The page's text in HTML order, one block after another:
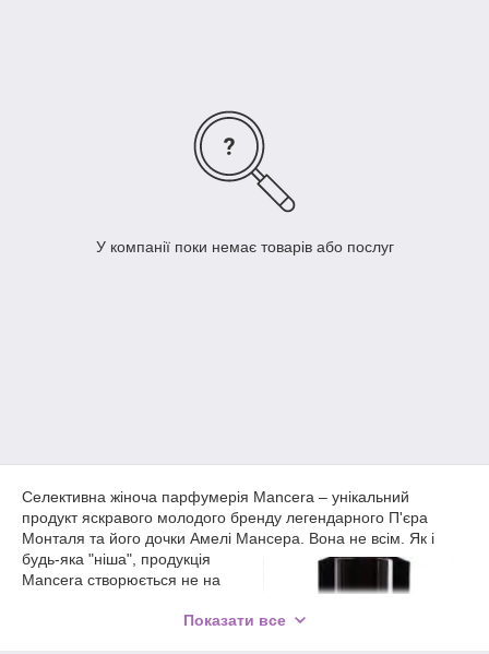
У компанії поки немає товарів або послуг
Селективна жіноча парфумерія Mancera – унікальний
продукт яскравого молодого бренду легендарного П'єра
Монталя та його дочки Амелі Мансера. Вона не всім. Як і
будь-яка "ніша", продукція
Mancera створюється не на
Навпаки, найкращі носи світуПоказати все